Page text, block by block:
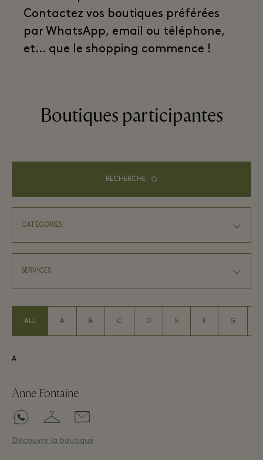
Contactez vos boutiques préférées
par WhatsApp, email ou téléphone,
et… que le shopping commence !
Boutiques participantes
RECHERCHE
ALL A B C D E F G
A
Anne Fontaine
Découvrir la boutique